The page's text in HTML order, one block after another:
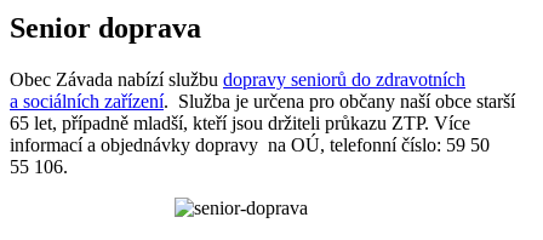
Senior doprava
Obec Závada nabízí službu dopravy seniorů do zdravotních
a sociálních zařízení. Služba je určena pro občany naší obce starší
65 let, případně mladší, kteří jsou držiteli průkazu ZTP. Více
informací a objednávky dopravy na OÚ, telefonní číslo: 59 50
55 106.